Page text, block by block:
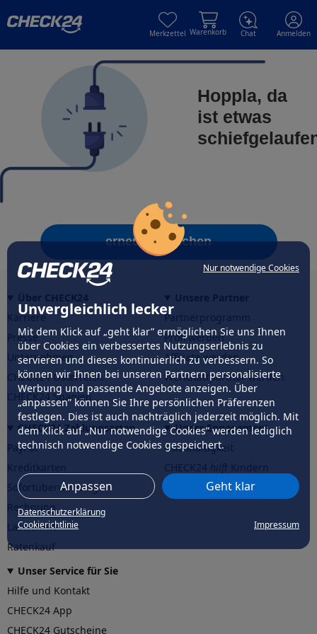
Nur notwendige Cookies
Unvergleichlich lecker
Mit dem Klick auf „geht klar” ermöglichen Sie uns Ihnen
über Cookies ein verbessertes Nutzungserlebnis zu
servieren und dieses kontinuierlich zu verbessern. So
können wir Ihnen bei unseren Partnern personalisierte
Werbung und passende Angebote anzeigen. Über
„anpassen” können Sie Ihre persönlichen Präferenzen
festlegen. Dies ist auch nachträglich jederzeit möglich. Mit
dem Klick auf „Nur notwendige Cookies” werden lediglich
technisch notwendige Cookies gespeichert.
Anpassen Geht klar
Datenschutzerklärung
Cookierichtlinie
Impressum
Merkzettel Warenkorb Chat Anmelden
Hoppla, da
ist etwas
erneut versuchen
Karriere
Presse
Unternehmen
CHECK24 Österreich
CHECK24 Spanien
Partnerprogramm
Profi werden
Affiliate werden
Werkstattpartner werden
CHECK24 Zahlungsarten
PayPal
Sofortüberweisung
Rechnung
Lastschrift
Ratenkauf
Unser Engagement
Nachhaltigkeit
CHECK24hilftder Natur
Unser Service für Sie
Hilfe und Kontakt
CHECK24 App
CHECK24 Gutscheine